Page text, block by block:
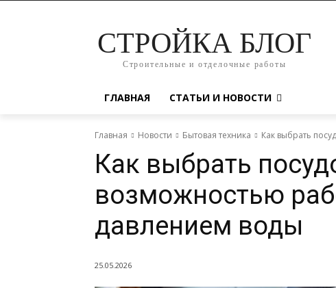
СТРОЙКА БЛОГ
Строительные и отделочные работы
ГЛАВНАЯ СТАТЬИ И НОВОСТИ
Главная Новости Бытовая техника Как выбрать
Как выбрать
возможностью
давлением воды
25.05.2026